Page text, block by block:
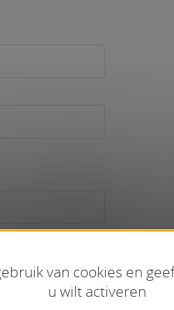
van cookies en
u wilt activeren